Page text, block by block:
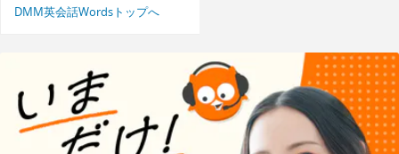
DMM英会話Wordsトップへ